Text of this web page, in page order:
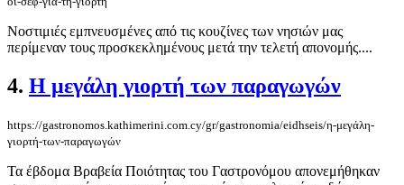
Νοστιμιές εμπνευσμένες από τις κουζίνες των νησιών μας
περίμεναν τους προσκεκλημένους μετά την τελετή απονομής....
4. Η μεγάλη γιορτή των παραγωγών
https://gastronomos.kathimerini.com.cy/gr/gastronomia/eidhseis/η-μεγάλη-
γιορτή-των-παραγωγών
Τα έβδομα Βραβεία Ποιότητας του Γαστρονόμου απονεμήθηκαν